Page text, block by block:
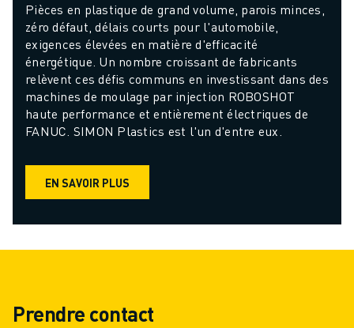
Pièces en plastique de grand volume, parois minces,
zéro défaut, délais courts pour l'automobile,
exigences élevées en matière d'efficacité
énergétique. Un nombre croissant de fabricants
relèvent ces défis communs en investissant dans des
machines de moulage par injection ROBOSHOT
haute performance et entièrement électriques de
FANUC. SIMON Plastics est l'un d'entre eux.
EN SAVOIR PLUS
Prendre contact